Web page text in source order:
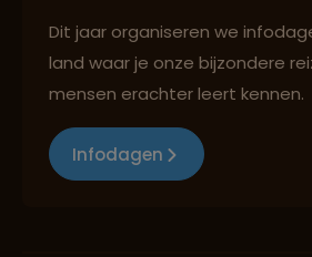
Dit jaar organiseren we
land waar je onze bijzondere
mensen erachter leert kennen.
Infodagen